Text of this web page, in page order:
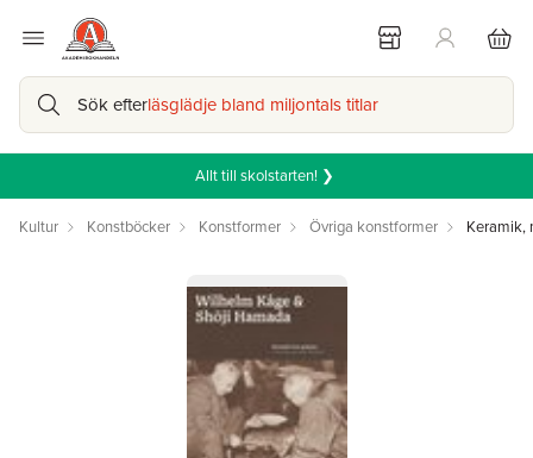
Sök efterläsglädje bland miljontals titlar
Allt till skolstarten! ❯
Kultur Konstböcker Konstformer Övriga konstformer Keramik,